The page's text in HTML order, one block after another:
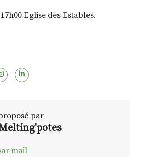
Eglise des Estables.
par
mail